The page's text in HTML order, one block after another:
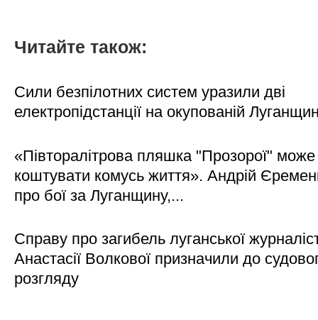
Читайте також:
Сили безпілотних систем уразили дві
електропідстанції на окупованій
«Півторалітрова пляшка "Прозорої" може
коштувати комусь життя». Андрій
про бої за Луганщину,...
Справу про загибель луганської
Анастасії Волкової призначили до
розгляду